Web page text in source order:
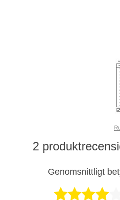
2
Genomsnittligt